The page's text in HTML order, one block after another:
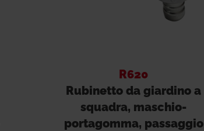
R620
Rubinetto da giardino a
squadra, maschio-
portagomma, passaggio